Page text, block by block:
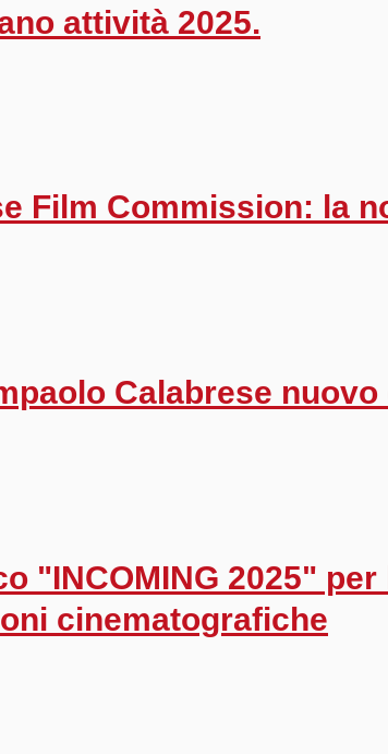
attività 2025.
Film Commission: la
Calabrese
"INCOMING 2025"
cinematografiche